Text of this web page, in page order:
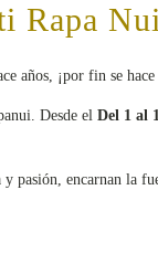
Rapa
años, ¡por fin se
Desde el Del 1 al
pasión, encarnan la